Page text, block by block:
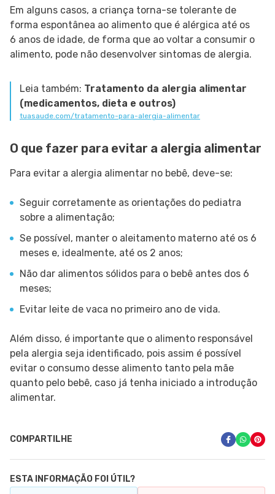
Em alguns casos, a criança torna-se tolerante de
forma espontânea ao alimento que é alérgica até os
6 anos de idade, de forma que ao voltar a consumir o
alimento, pode não desenvolver sintomas de alergia.
Leia também: Tratamento da alergia alimentar
(medicamentos, dieta e outros)
tuasaude.com/tratamento-para-alergia-alimentar
O que fazer para evitar a alergia alimentar
Para evitar a alergia alimentar no bebê, deve-se:
Seguir corretamente as orientações do pediatra
sobre a alimentação;
Se possível, manter o aleitamento materno até os 6
meses e, idealmente, até os 2 anos;
Não dar alimentos sólidos para o bebê antes dos 6
meses;
Evitar leite de vaca no primeiro ano de vida.
Além disso, é importante que o alimento responsável
pela alergia seja identificado, pois assim é possível
evitar o consumo desse alimento tanto pela mãe
quanto pelo bebê, caso já tenha iniciado a introdução
alimentar.
COMPARTILHE
ESTA INFORMAÇÃO FOI ÚTIL?